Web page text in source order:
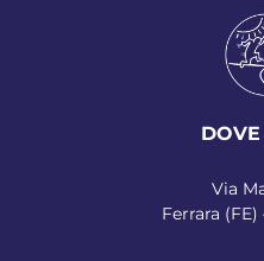
Via
Ferrara (FE)